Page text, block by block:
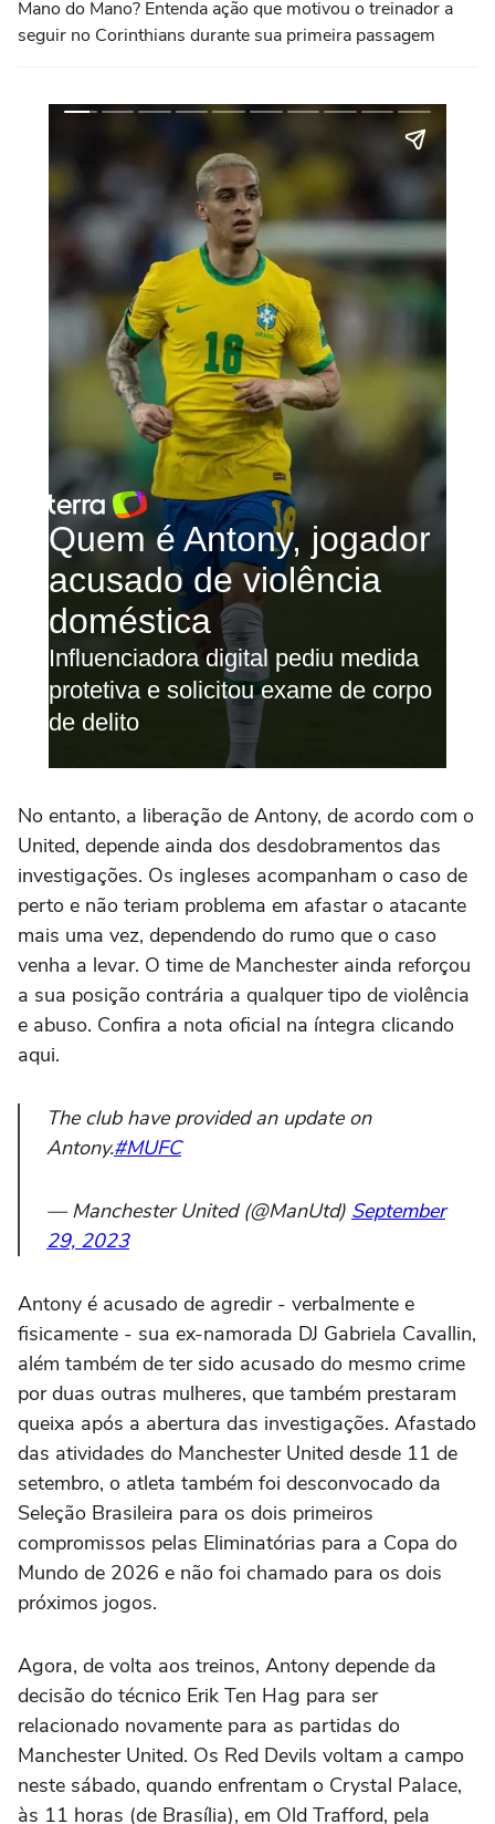
Mano do Mano? Entenda ação que motivou o treinador a
seguir no Corinthians durante sua primeira passagem
No entanto, a liberação de Antony, de acordo com o
United, depende ainda dos desdobramentos das
investigações. Os ingleses acompanham o caso de
perto e não teriam problema em afastar o atacante
mais uma vez, dependendo do rumo que o caso
venha a levar. O time de Manchester ainda reforçou
a sua posição contrária a qualquer tipo de violência
e abuso. Confira a nota oficial na íntegra clicando
aqui.
The club have provided an update on
Antony.#MUFC
— Manchester United (@ManUtd) September
29, 2023
Antony é acusado de agredir - verbalmente e
fisicamente - sua ex-namorada DJ Gabriela Cavallin,
além também de ter sido acusado do mesmo crime
por duas outras mulheres, que também prestaram
queixa após a abertura das investigações. Afastado
das atividades do Manchester United desde 11 de
setembro, o atleta também foi desconvocado da
Seleção Brasileira para os dois primeiros
compromissos pelas Eliminatórias para a Copa do
Mundo de 2026 e não foi chamado para os dois
próximos jogos.
Agora, de volta aos treinos, Antony depende da
decisão do técnico Erik Ten Hag para ser
relacionado novamente para as partidas do
Manchester United. Os Red Devils voltam a campo
neste sábado, quando enfrentam o Crystal Palace,
às 11 horas (de Brasília), em Old Trafford, pela